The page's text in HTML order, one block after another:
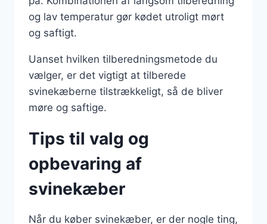
og lav temperatur gør kødet utroligt mørt
og saftigt.
Uanset hvilken tilberedningsmetode du
vælger, er det vigtigt at tilberede
svinekæberne tilstrækkeligt, så de bliver
møre og saftige.
Tips til valg og
opbevaring af
svinekæber
Når du køber svinekæber, er der nogle ting,